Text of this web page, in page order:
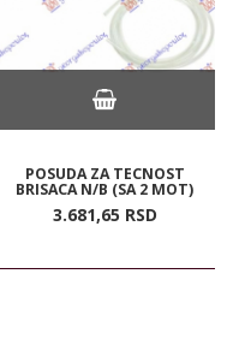
POSUDA ZA TECNOST
BRISACA N/B (SA 2 MOT)
3.681,65 RSD